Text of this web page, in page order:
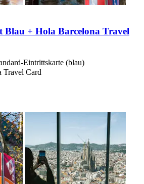
Blau + Hola Barcelona Travel
Eintrittskarte (blau)
Travel Card